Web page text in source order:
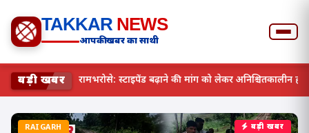
TAKKAR NEWS
आपकी खबर का साथी
बड़ी खबरछत्तीसगढ़ में स्वास्थ्य व्यवस्था रामभरोसे: स्टाइपेंड बढ़ाने की मांग को
बड़ी खबर
RAIGARH